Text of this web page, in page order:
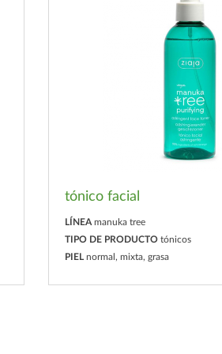
tónico facial
LÍNEA manuka tree
TIPO DE PRODUCTO tónicos
PIEL normal, mixta, grasa